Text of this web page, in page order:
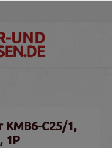
C25/1,
1P